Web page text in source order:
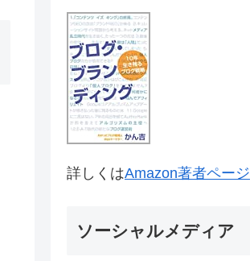
詳しくはAmazon著者ページ
ソーシャルメディア